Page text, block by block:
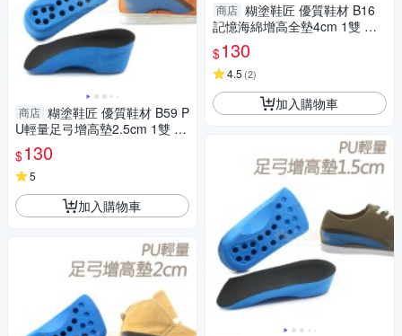
商店 糊塗鞋匠 優質鞋材 B59 P
U輕量足弓增高墊2.5cm 1雙 P
U增高墊 增高半墊
$130
5
加入購物車
商店 糊塗鞋匠 優質鞋材 B16
記憶海綿增高全墊4cm 1雙 增
高鞋墊 記憶綿增高全墊 EVA增
高鞋墊 EVA增高墊
$130
4.5 (2)
加入購物車